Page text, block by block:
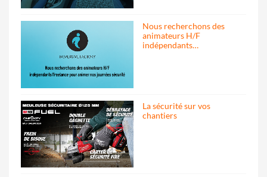
Nous recherchons des
animateurs H/F
indépendants…
La sécurité sur vos
chantiers